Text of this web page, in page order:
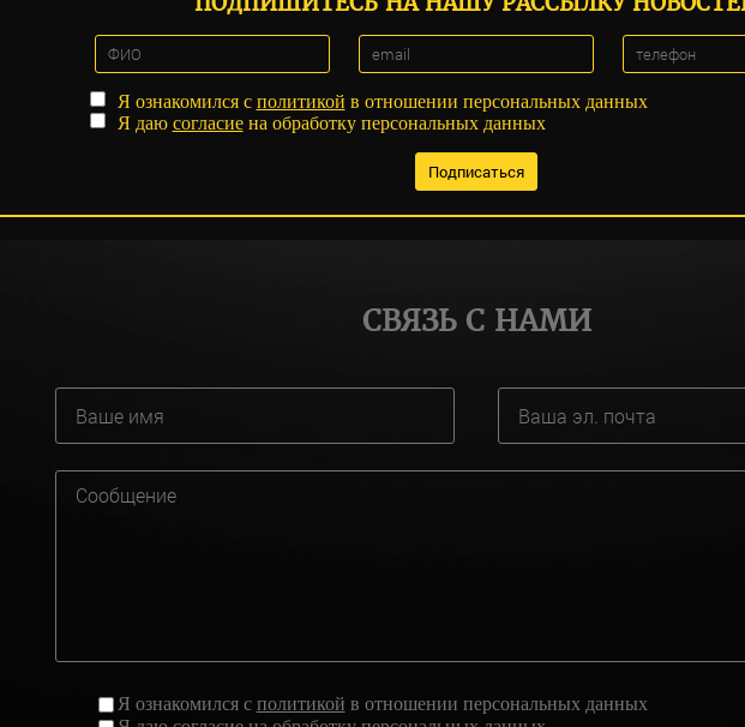
Я ознакомился с политикой в отношении персональных данных
Я даю согласиена обработку персональных данных
СВЯЗЬ С НАМИ
Я ознакомился с политикой в отношении персональных данных